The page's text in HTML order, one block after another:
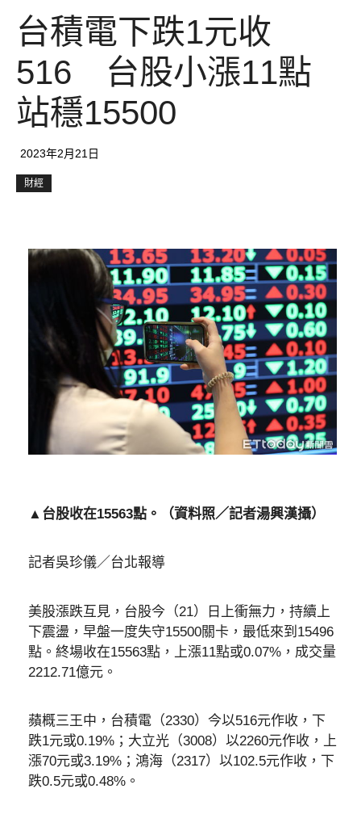
台積電下跌1元收
516 台股小漲11點
站穩15500
2023年2月21日
財經
▲台股收在15563點。（資料照／記者湯興漢攝）
記者吳珍儀／台北報導
美股漲跌互見，台股今（21）日上衝無力，持續上
下震盪，早盤一度失守15500關卡，最低來到15496
點。終場收在15563點，上漲11點或0.07%，成交量
2212.71億元。
蘋概三王中，台積電（2330）今以516元作收，下
跌1元或0.19%；大立光（3008）以2260元作收，上
漲70元或3.19%；鴻海（2317）以102.5元作收，下
跌0.5元或0.48%。